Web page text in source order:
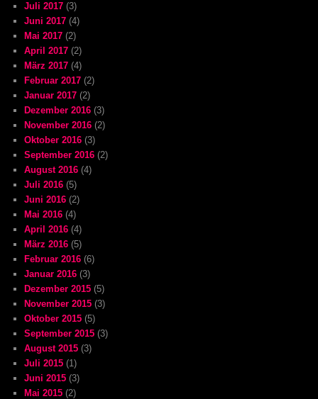
Juli 2017 (3)
Juni 2017 (4)
Mai 2017 (2)
April 2017 (2)
März 2017 (4)
Februar 2017 (2)
Januar 2017 (2)
Dezember 2016 (3)
November 2016 (2)
Oktober 2016 (3)
September 2016 (2)
August 2016 (4)
Juli 2016 (5)
Juni 2016 (2)
Mai 2016 (4)
April 2016 (4)
März 2016 (5)
Februar 2016 (6)
Januar 2016 (3)
Dezember 2015 (5)
November 2015 (3)
Oktober 2015 (5)
September 2015 (3)
August 2015 (3)
Juli 2015 (1)
Juni 2015 (3)
Mai 2015 (2)